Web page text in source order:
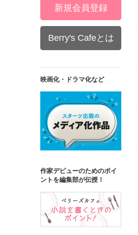
新規会員登録
Berry's Cafeとは
映画化・ドラマ化など
作家デビューのためのポイ
ントを編集部が伝授！